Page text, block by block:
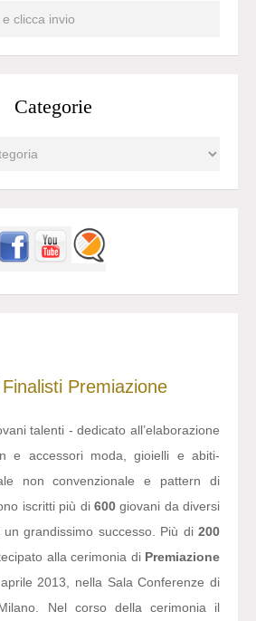
Categorie
Finalisti Premiazione
talenti - dedicato all’elaborazione
e accessori moda, gioielli e abiti-
non convenzionale e pattern di
iscritti più di 600giovani da diversi
grandissimo successo. Più di 200
alla cerimonia di Premiazione
2013, nella Sala Conferenze di
Nel corso della cerimonia il